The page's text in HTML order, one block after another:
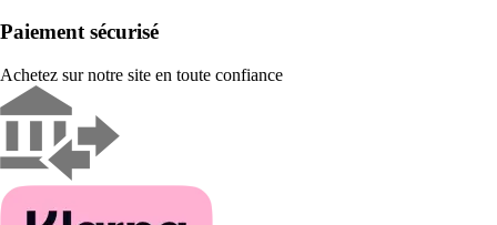
Paiement sécurisé
Achetez sur notre site en toute confiance